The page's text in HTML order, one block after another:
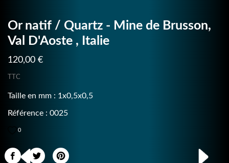
Or natif / Quartz - Mine de Brusson,
Val D'Aoste , Italie
120,00 €
TTC
Taille en mm : 1x0,5x0,5
Référence : 0025
0